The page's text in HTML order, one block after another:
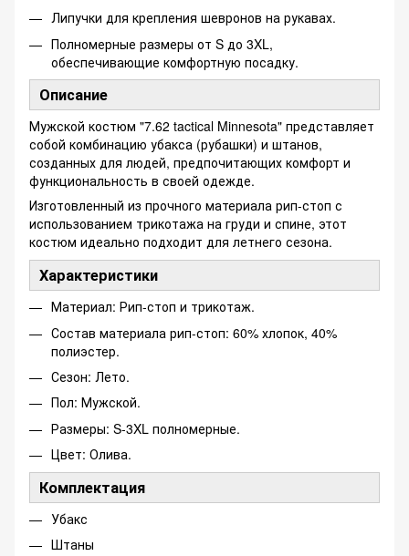
Липучки для крепления шевронов на рукавах.
Полномерные размеры от S до 3XL,
обеспечивающие комфортную посадку.
Описание
Мужской костюм "7.62 tactical Minnesota" представляет
собой комбинацию убакса (рубашки) и штанов,
созданных для людей, предпочитающих комфорт и
функциональность в своей одежде.
Изготовленный из прочного материала рип-стоп с
использованием трикотажа на груди и спине, этот
костюм идеально подходит для летнего сезона.
Характеристики
Материал: Рип-стоп и трикотаж.
Состав материала рип-стоп: 60% хлопок, 40%
полиэстер.
Сезон: Лето.
Пол: Мужской.
Размеры: S-3XL полномерные.
Цвет: Олива.
Комплектация
Убакс
Штаны